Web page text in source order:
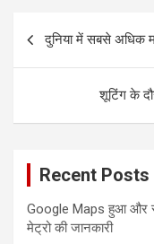
Post
navigation
दुनिया में सबसे अधिक
शूटिंग के
Recent Posts
Google Maps हुआ और
मेट्रो की जानकारी